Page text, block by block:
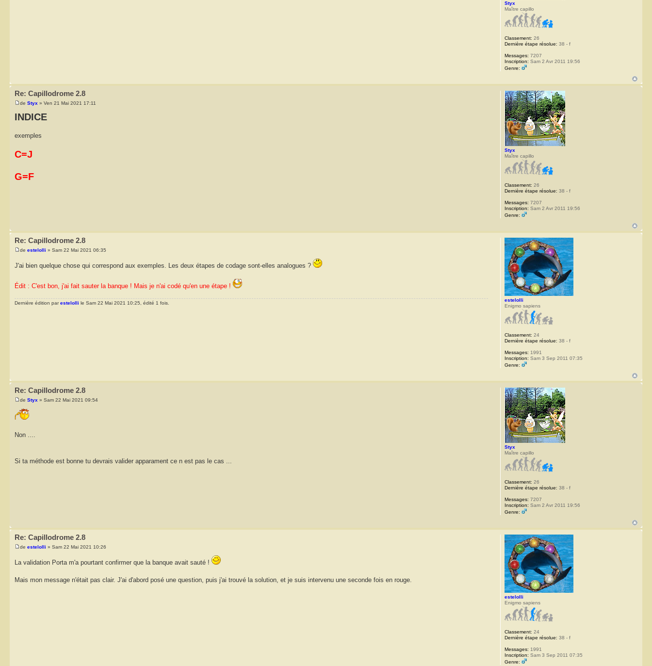
Styx
Maître capillo
Classement: 26
Dernière étape résolue: 38 - f
Messages: 7207
Inscription: Sam 2 Avr 2011 19:56
Genre:
Re: Capillodrome 2.8
de Styx » Ven 21 Mai 2021 17:11
INDICE
exemples
C=J
G=F
Styx
Maître capillo
Classement: 26
Dernière étape résolue: 38 - f
Messages: 7207
Inscription: Sam 2 Avr 2011 19:56
Genre:
Re: Capillodrome 2.8
de estelolli » Sam 22 Mai 2021 06:35
J'ai bien quelque chose qui correspond aux exemples. Les deux étapes de codage sont-elles analogues ?
Édit : C'est bon, j'ai fait sauter la banque ! Mais je n'ai codé qu'en une étape !
Dernière édition parestelolli le Sam 22 Mai 2021 10:25, édité 1 fois.
estelolli
Enigmo sapiens
Classement: 24
Dernière étape résolue: 38 - f
Messages: 1991
Inscription: Sam 3 Sep 2011 07:35
Genre:
Re: Capillodrome 2.8
de Styx » Sam 22 Mai 2021 09:54
Non ....
Si ta méthode est bonne tu devrais valider apparament ce n est pas le cas ...
Styx
Maître capillo
Classement: 26
Dernière étape résolue: 38 - f
Messages: 7207
Inscription: Sam 2 Avr 2011 19:56
Genre:
Re: Capillodrome 2.8
de estelolli » Sam 22 Mai 2021 10:26
La validation Porta m'a pourtant confirmer que la banque avait sauté !
Mais mon message n'était pas clair. J'ai d'abord posé une question, puis j'ai trouvé la solution, et je suis intervenu une seconde fois en rouge.
estelolli
Enigmo sapiens
Classement: 24
Dernière étape résolue: 38 - f
Messages: 1991
Inscription: Sam 3 Sep 2011 07:35
Genre: